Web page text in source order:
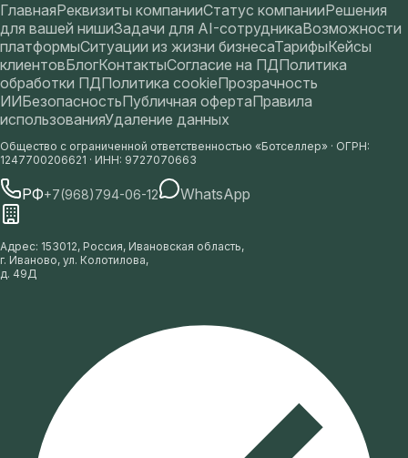
ГлавнаяРеквизиты компанииСтатус компанииРешения
для вашей нишиЗадачи для AI-сотрудникаВозможности
платформыСитуации из жизни бизнесаТарифыКейсы
клиентовБлогКонтактыСогласие на ПДПолитика
обработки ПДПолитика cookieПрозрачность
ИИБезопасностьПубличная офертаПравила
использованияУдаление данных
Общество с ограниченной ответственностью «Ботселлер» · ОГРН:
1247700206621 · ИНН: 9727070663
РФ+7(968)794-06-12 WhatsApp
Адрес: 153012, Россия, Ивановская область,
г. Иваново, ул. Колотилова,
д. 49Д